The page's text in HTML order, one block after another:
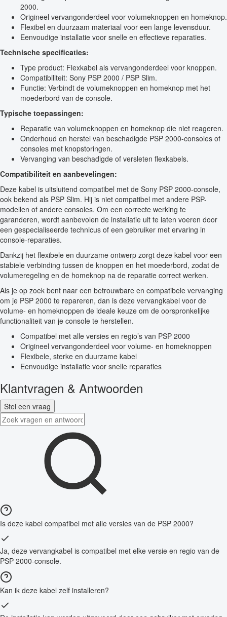
2000.
Origineel vervangonderdeel voor volumeknoppen en homeknop.
Flexibel en duurzaam materiaal voor een lange levensduur.
Eenvoudige installatie voor snelle en effectieve reparaties.
Technische specificaties:
Type product: Flexkabel als vervangonderdeel voor knoppen.
Compatibiliteit: Sony PSP 2000 / PSP Slim.
Functie: Verbindt de volumeknoppen en homeknop met het
moederbord van de console.
Typische toepassingen:
Reparatie van volumeknoppen en homeknop die niet reageren.
Onderhoud en herstel van beschadigde PSP 2000-consoles of
consoles met knopstoringen.
Vervanging van beschadigde of versleten flexkabels.
Compatibiliteit en aanbevelingen:
Deze kabel is uitsluitend compatibel met de Sony PSP 2000-console,
ook bekend als PSP Slim. Hij is niet compatibel met andere PSP-
modellen of andere consoles. Om een correcte werking te
garanderen, wordt aanbevolen de installatie uit te laten voeren door
een gespecialiseerde technicus of een gebruiker met ervaring in
console-reparaties.
Dankzij het flexibele en duurzame ontwerp zorgt deze kabel voor een
stabiele verbinding tussen de knoppen en het moederbord, zodat de
volumeregeling en de homeknop na de reparatie correct werken.
Als je op zoek bent naar een betrouwbare en compatibele vervanging
om je PSP 2000 te repareren, dan is deze vervangkabel voor de
volume- en homeknoppen de ideale keuze om de oorspronkelijke
functionaliteit van je console te herstellen.
Compatibel met alle versies en regio’s van PSP 2000
Origineel vervangonderdeel voor volume- en homeknoppen
Flexibele, sterke en duurzame kabel
Eenvoudige installatie voor snelle reparaties
Klantvragen & Antwoorden
Stel een vraag
Is deze kabel compatibel met alle versies van de PSP 2000?
Ja, deze vervangkabel is compatibel met elke versie en regio van de
PSP 2000-console.
Kan ik deze kabel zelf installeren?